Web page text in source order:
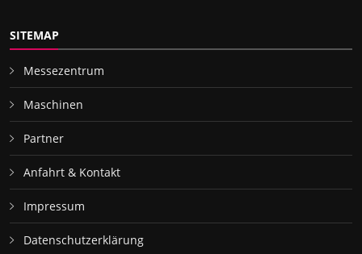
SITEMAP
Messezentrum
Maschinen
Partner
Anfahrt & Kontakt
Impressum
Datenschutzerklärung